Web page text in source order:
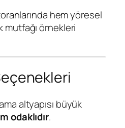
hem yöresel
mutfağı örnekleri
altyapısı büyük
odaklıdır.